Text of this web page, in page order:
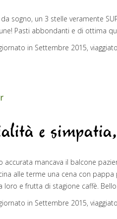
sogno, un 3 stelle veramente
Pasti abbondanti e di ottima
in Settembre 2015,
e
accurata mancava il balcone
alle terme una cena con
loro e frutta di stagione caffè.
in Settembre 2015,